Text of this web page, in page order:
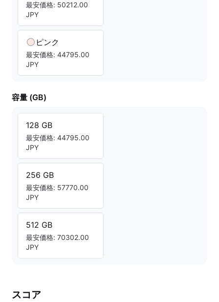
最安価格: 50212.00
JPY
ピンク
最安価格: 44795.00
JPY
容量 (GB)
128 GB
最安価格: 44795.00
JPY
256 GB
最安価格: 57770.00
JPY
512 GB
最安価格: 70302.00
JPY
スコア